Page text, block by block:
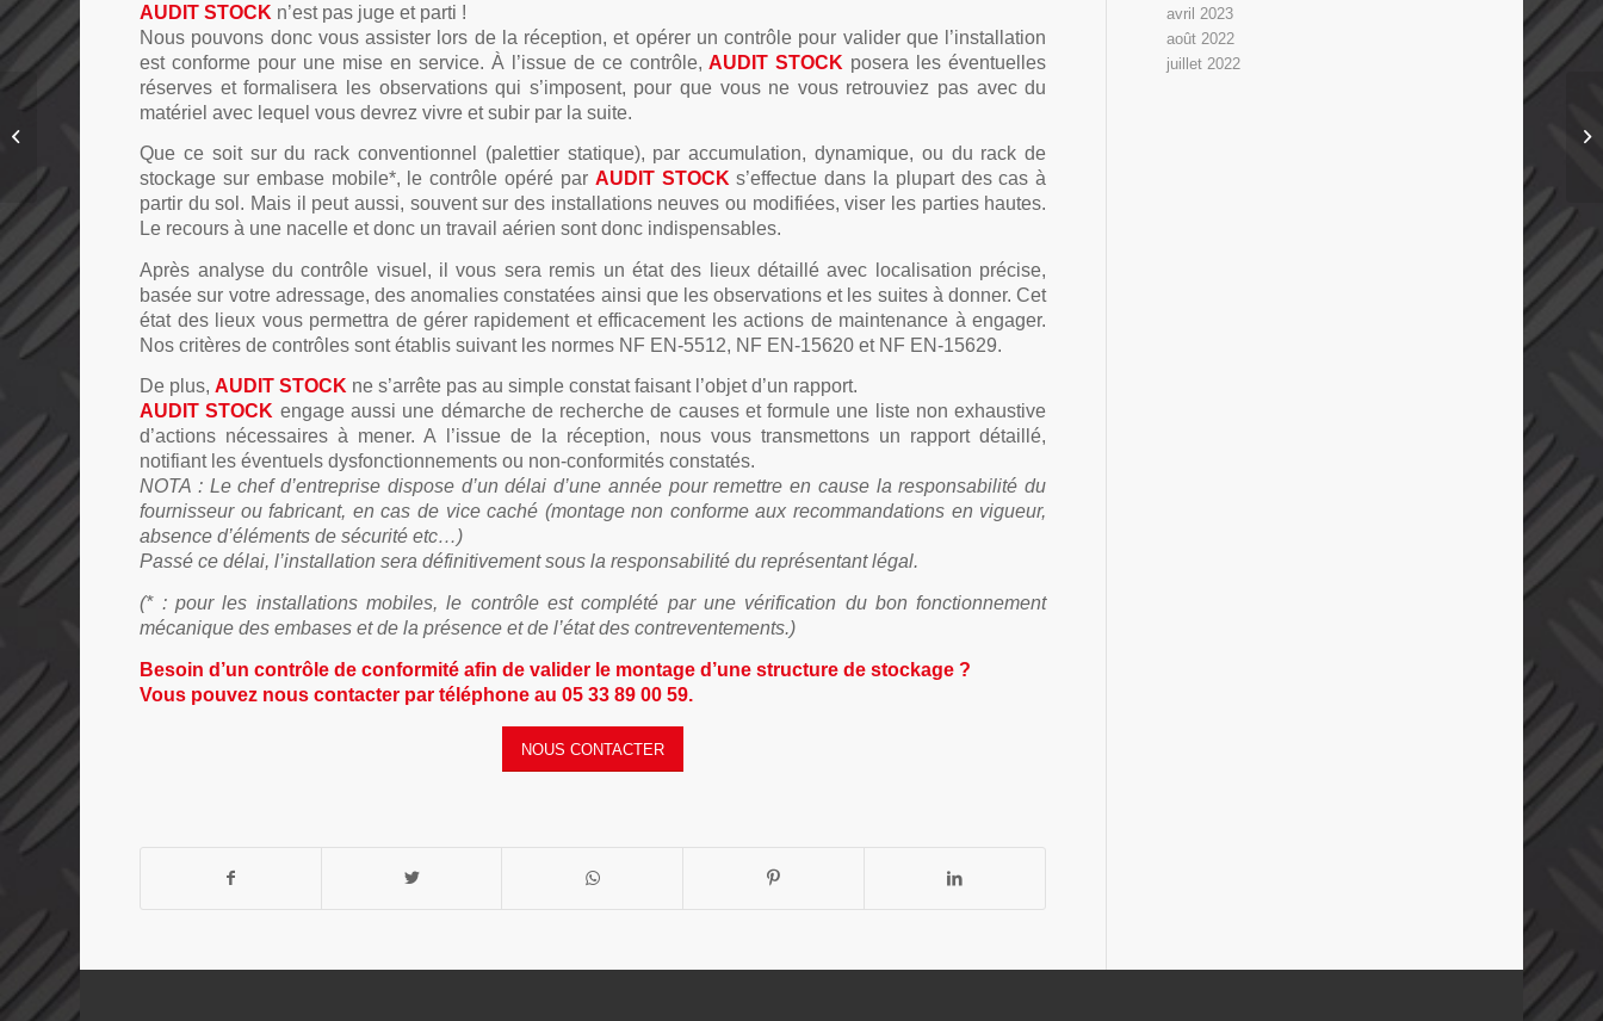
AUDIT STOCK n’est pas juge et parti !
Nous pouvons donc vous assister lors de la réception, et opérer un contrôle pour valider que l’installation
est conforme pour une mise en service. À l’issue de ce contrôle,AUDIT STOCK posera les éventuelles
réserves et formalisera les observations qui s’imposent, pour que vous ne vous retrouviez pas avec du
matériel avec lequel vous devrez vivre et subir par la suite.
Que ce soit sur du rack conventionnel (palettier statique), par accumulation, dynamique, ou du rack de
stockage sur embase mobile*, le contrôle opéré par AUDIT STOCK s’effectue dans la plupart des cas à
partir du sol. Mais il peut aussi, souvent sur des installations neuves ou modifiées, viser les parties hautes.
Le recours à une nacelle et donc un travail aérien sont donc indispensables.
Après analyse du contrôle visuel, il vous sera remis un état des lieux détaillé avec localisation précise,
basée sur votre adressage, des anomalies constatées ainsi que les observations et les suites à donner. Cet
état des lieux vous permettra de gérer rapidement et efficacement les actions de maintenance à engager.
Nos critères de contrôles sont établis suivant les normes NF EN-5512, NF EN-15620 et NF EN-15629.
De plus,AUDIT STOCK ne s’arrête pas au simple constat faisant l’objet d’un rapport.
AUDIT STOCK engage aussi une démarche de recherche de causes et formule une liste non exhaustive
d’actions nécessaires à mener. A l’issue de la réception, nous vous transmettons un rapport détaillé,
notifiant les éventuels dysfonctionnements ou non-conformités constatés.
NOTA : Le chef d’entreprise dispose d’un délai d’une année pour remettre en cause la responsabilité du
fournisseur ou fabricant, en cas de vice caché (montage non conforme aux recommandations en vigueur,
absence d’éléments de sécurité etc…)
Passé ce délai, l’installation sera définitivement sous la responsabilité du représentant légal.
(* : pour les installations mobiles, le contrôle est complété par une vérification du bon fonctionnement
mécanique des embases et de la présence et de l’état des contreventements.)
Besoin d’uncontrôle de conformité afin de valider le montage d’une structure de stockage ?
Vous pouvez nous contacter par téléphone au 05 33 89 00 59.
NOUS CONTACTER
avril 2023
août 2022
juillet 2022
Pourquoi effectuer une
de vos racks à palettes
?